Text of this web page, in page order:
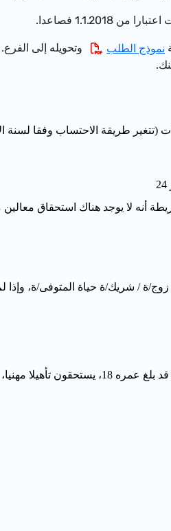
من 1.1.2018 فصاعدا.
نموذج الطلب
وتحويله إلى
طريقة الاحتساب وفقا لسنة
أنه لا يوجد هناك استحقاق
ة / شريك/ة حياة المتوفى/ة، وإذا
إعاشة وقيمة نفقات تشخيص.